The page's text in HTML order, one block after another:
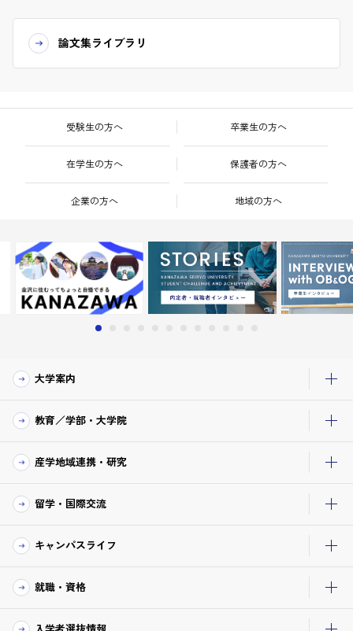
論文集ライブラリ
受験生の方へ 卒業生の方へ
在学生の方へ 保護者の方へ
企業の方へ 地域の方へ
大学案内
教育／学部・大学院
産学地域連携・研究
留学・国際交流
キャンパスライフ
就職・資格